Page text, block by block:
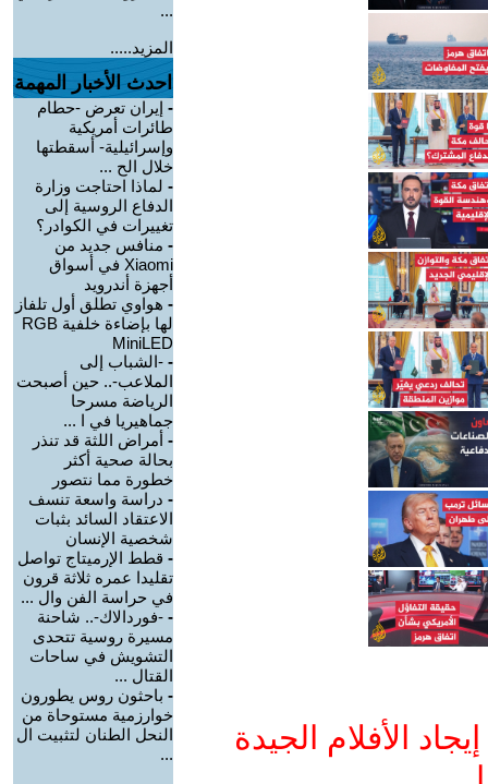
الأفلام الجيدة
...
المزيد.....
احدث الأخبار المهمة
- إيران تعرض -حطام
طائرات أمريكية
وإسرائيلية- أسقطتها
خلال الح ...
- لماذا احتاجت وزارة
الدفاع الروسية إلى
تغييرات في الكوادر؟
- منافس جديد من
Xiaomi في أسواق
أجهزة أندرويد
- هواوي تطلق أول تلفاز
لها بإضاءة خلفية RGB
MiniLED
- -الشباب إلى
الملاعب-.. حين أصبحت
الرياضة مسرحا
جماهيريا في ا ...
- أمراض اللثة قد تنذر
بحالة صحية أكثر
خطورة مما نتصور
- دراسة واسعة تنسف
الاعتقاد السائد بثبات
شخصية الإنسان
- قطط الإرميتاج تواصل
تقليدا عمره ثلاثة قرون
في حراسة الفن وال ...
- -فوردالاك-.. شاحنة
مسيرة روسية تتحدى
التشويش في ساحات
القتال ...
- باحثون روس يطورون
خوارزمية مستوحاة من
النحل الطنان لتثبيت ال
...